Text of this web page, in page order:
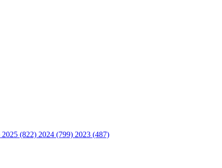
2025 (822) 2024 (799) 2023 (487)